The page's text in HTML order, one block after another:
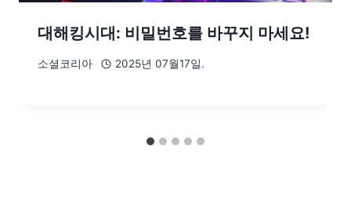
대해킹시대: 비밀번호를 바꾸지 마세요!
소셜코리아 2025년 07월17일.